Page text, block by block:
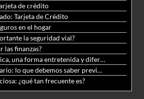
de crédito
Tarjeta de Crédito
en el hogar
la seguridad vial?
las finanzas?
8. Diego Te lo Explica, una forma entretenida y diferente de aprender matemáticas y ciencias
9. Crédito hipotecario: lo que debemos saber previo a adquirir nuestra vivienda
¿qué tan frecuente es?